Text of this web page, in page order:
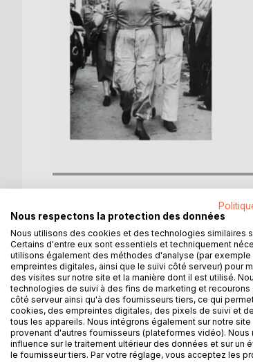
DESCRIPTION
Que connaissez vous de Pierre
plus de 80 personnes, dont la sienne
pendant les 24 heures du Mans
Pionnier de la formule 1, il dispute 90
Ascari, Farina, ou Fangio. Pierre
s'appelle en réalité Pierre Bouillin
AUTEUR(S)
Nous respectons la protection des données
Nous utilisons des cookies et des technologies similaires
Certains d'entre eux sont essentiels et techniquement
utilisons également des méthodes d'analyse (par
empreintes digitales, ainsi que le suivi côté serveur) pour
des visites sur notre site et la manière dont il est utilisé.
technologies de suivi à des fins de marketing et recourons
côté serveur ainsi qu'à des fournisseurs tiers, ce qui
cookies, des empreintes digitales, des pixels de suivi et
tous les appareils. Nous intégrons également sur notre
provenant d'autres fournisseurs (plateformes vidéo). Nous
influence sur le traitement ultérieur des données et sur un
le fournisseur tiers. Par votre réglage, vous acceptez les